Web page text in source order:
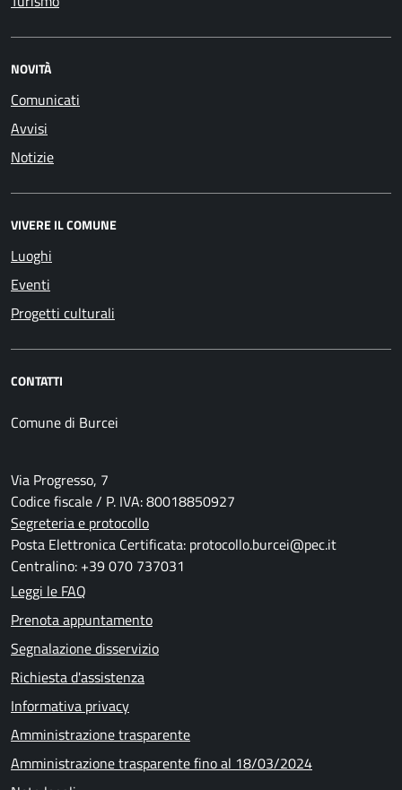
NOVITÀ
Comunicati
Avvisi
Notizie
VIVERE IL COMUNE
Luoghi
Eventi
Progetti culturali
CONTATTI
Comune di Burcei
Via Progresso, 7
Codice fiscale / P. IVA: 80018850927
Segreteria e protocollo
Posta Elettronica Certificata: protocollo.burcei@pec.it
Centralino: +39 070 737031
Leggi le FAQ
Prenota appuntamento
Segnalazione disservizio
Richiesta d'assistenza
Informativa privacy
Amministrazione trasparente
Amministrazione trasparente fino al 18/03/2024